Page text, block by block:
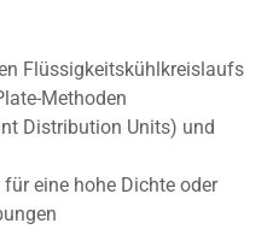
Flüssigkeitskühlkreislaufs
Methoden
Distribution Units) und
eine hohe Dichte oder